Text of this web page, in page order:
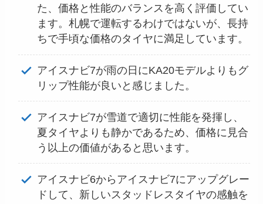
た、価格と性能のバランスを高く評価してい
ます。札幌で運転するわけではないが、長持
ちで手頃な価格のタイヤに満足しています​​。
アイスナビ7が雨の日にKA20モデルよりもグ
リップ性能が良いと感じました​​。
アイスナビ7が雪道で適切に性能を発揮し、
夏タイヤよりも静かであるため、価格に見合
う以上の価値があると思います​​。
アイスナビ6からアイスナビ7にアップグレー
ドして、新しいスタッドレスタイヤの感触を